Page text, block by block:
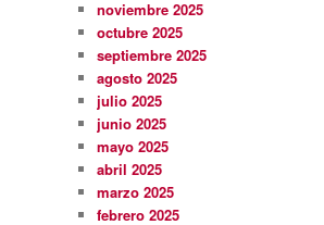
noviembre 2025
octubre 2025
septiembre 2025
agosto 2025
julio 2025
junio 2025
mayo 2025
abril 2025
marzo 2025
febrero 2025